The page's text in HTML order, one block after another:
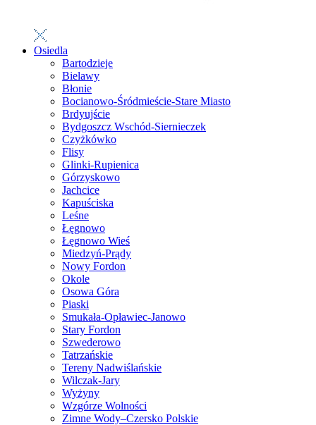
Osiedla
Bartodzieje
Bielawy
Błonie
Bocianowo-Śródmieście-Stare Miasto
Brdyujście
Bydgoszcz Wschód-Siernieczek
Czyżkówko
Flisy
Glinki-Rupienica
Górzyskowo
Jachcice
Kapuściska
Leśne
Łęgnowo
Łęgnowo Wieś
Miedzyń-Prądy
Nowy Fordon
Okole
Osowa Góra
Piaski
Smukała-Opławiec-Janowo
Stary Fordon
Szwederowo
Tatrzańskie
Tereny Nadwiślańskie
Wilczak-Jary
Wyżyny
Wzgórze Wolności
Zimne Wody–Czersko Polskie